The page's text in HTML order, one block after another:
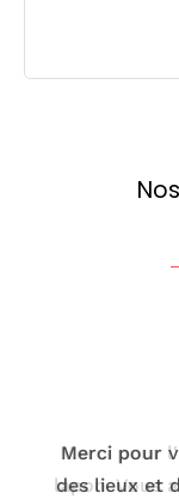
Merci pour
des lieux et